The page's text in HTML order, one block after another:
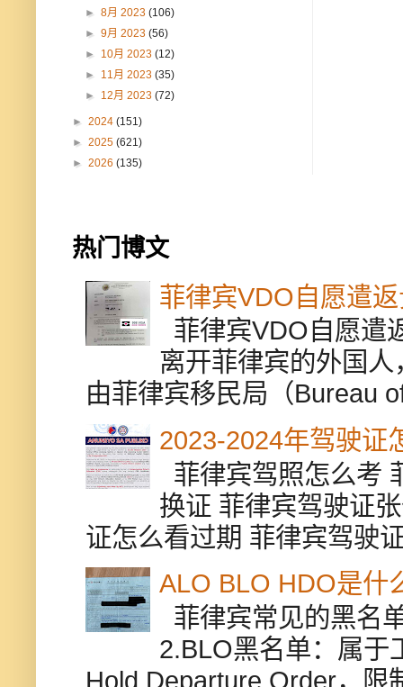
►8月 2023(106)
►9月 2023(56)
► 10月 2023(12)
► 11月 2023(35)
► 12月 2023(72)
► 2024 (151)
► 2025 (621)
► 2026 (135)
热门博文
菲律宾VDO自愿遣
菲律宾VDO自愿遣
离开菲律宾的外国
由菲律宾移民局（Bureau
2023-2024年驾驶证
菲律宾驾照怎么考
换证 菲律宾驾驶证
证怎么看过期 菲律宾驾驶
ALO BLO HDO是什
菲律宾常见的黑名
2.BLO黑名单：属于
Hold Departure Order，限